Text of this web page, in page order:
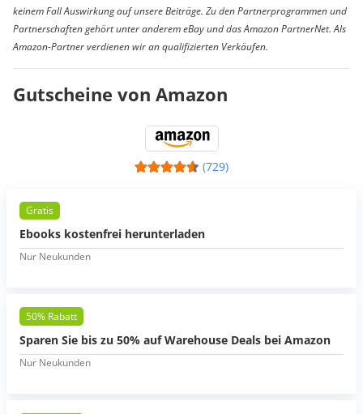
keinem Fall Auswirkung auf unsere Beiträge. Zu den Partnerprogrammen und
Partnerschaften gehört unter anderem eBay und das Amazon PartnerNet. Als
Amazon-Partner verdienen wir an qualifizierten Verkäufen.
Gutscheine von Amazon
(729)
Gratis
Ebooks kostenfrei herunterladen
Nur Neukunden
50% Rabatt
Sparen Sie bis zu 50% auf Warehouse Deals bei Amazon
Nur Neukunden